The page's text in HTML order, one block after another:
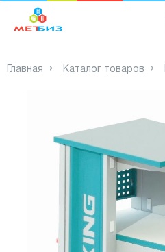
Главная Каталог товаров